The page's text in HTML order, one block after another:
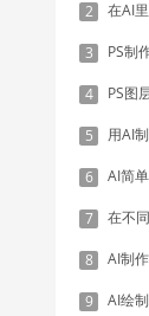
2 在AI
3 PS制
4 PS图
5 用AI
6 AI简
7 在不同
8 AI制
9 AI绘